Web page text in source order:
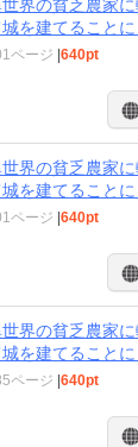
界の貧乏農家
城を建てること
ページ |640pt
界の貧乏農家
城を建てること
ページ |640pt
界の貧乏農家
城を建てること
ページ |640pt